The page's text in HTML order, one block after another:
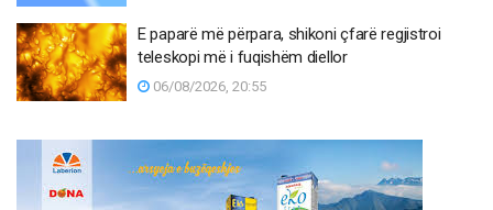
E paparë më përpara, shikoni çfarë regjistroi
teleskopi më i fuqishëm diellor
06/08/2026, 20:55